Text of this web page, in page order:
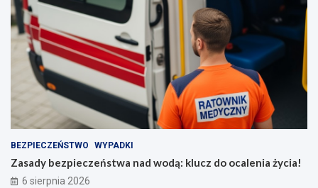
BEZPIECZEŃSTWO WYPADKI
Zasady bezpieczeństwa nad wodą: klucz do ocalenia życia!
6 sierpnia 2026